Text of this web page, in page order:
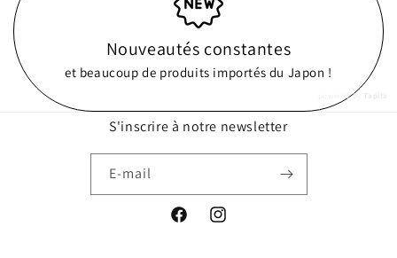
Nouveautés constantes
et beaucoup de produits importés du Japon !
powered by
S'inscrire à notre newsletter
E-mail
FacebookInstagram